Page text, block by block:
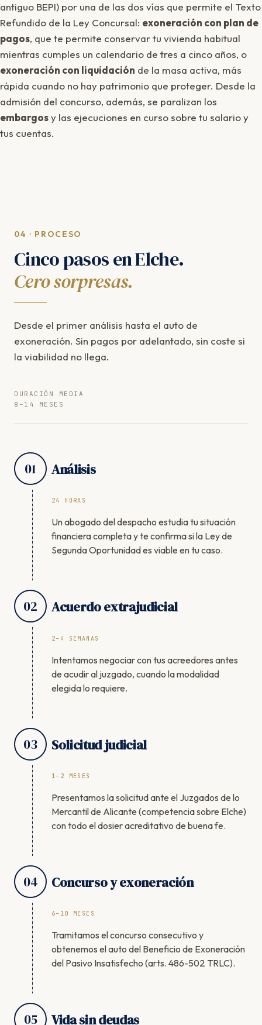
antiguo BEPI) por una de las dos vías que permite el Texto
Refundido de la Ley Concursal: exoneración con plan de
pagos, que te permite conservar tu vivienda habitual
mientras cumples un calendario de tres a cinco años, o
exoneración con liquidación de la masa activa, más
rápida cuando no hay patrimonio que proteger. Desde la
admisión del concurso, además, se paralizan los
embargosy las ejecuciones en curso sobre tu salario y
tus cuentas.
04 · PROCESO
Cinco pasos en Elche.
Cero sorpresas.
Desde el primer análisis hasta el auto de
exoneración. Sin pagos por adelantado, sin coste si
la viabilidad no llega.
DURACIÓN MEDIA
8–14 MESES
01 Análisis
24 HORAS
Un abogado del despacho estudia tu situación
financiera completa y te confirma si la Ley de
Segunda Oportunidad es viable en tu caso.
02 Acuerdo extrajudicial
2–4 SEMANAS
Intentamos negociar con tus acreedores antes
de acudir al juzgado, cuando la modalidad
elegida lo requiere.
03 Solicitud judicial
1–2 MESES
Presentamos la solicitud ante el Juzgados de lo
Mercantil de Alicante (competencia sobre Elche)
con todo el dosier acreditativo de buena fe.
04 Concurso y exoneración
6–10 MESES
Tramitamos el concurso consecutivo y
obtenemos el auto del Beneficio de Exoneración
del Pasivo Insatisfecho (arts. 486-502 TRLC).
05 Vida sin deudas